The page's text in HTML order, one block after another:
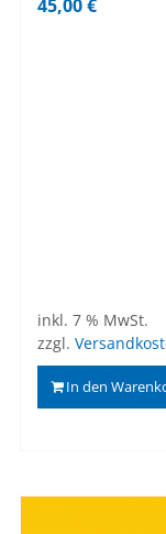
45,00€
inkl. 7 % MwSt.
zzgl.
In den